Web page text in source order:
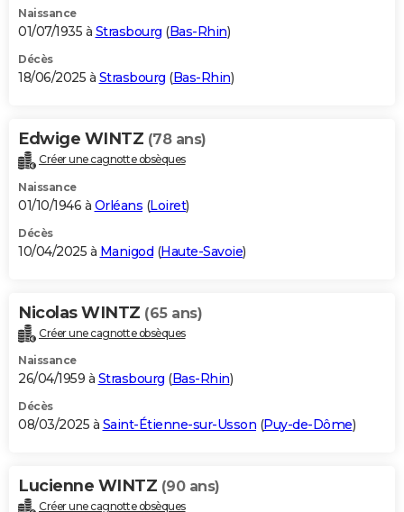
Naissance
01/07/1935 à Strasbourg (Bas-Rhin)
Décès
18/06/2025 à Strasbourg (Bas-Rhin)
Edwige WINTZ (78 ans)
Créer une cagnotte obsèques
Naissance
01/10/1946 à Orléans (Loiret)
Décès
10/04/2025 à Manigod (Haute-Savoie)
Nicolas WINTZ (65 ans)
Créer une cagnotte obsèques
Naissance
26/04/1959 à Strasbourg (Bas-Rhin)
Décès
08/03/2025 à Saint-Étienne-sur-Usson (Puy-de-Dôme)
Lucienne WINTZ (90 ans)
Créer une cagnotte obsèques